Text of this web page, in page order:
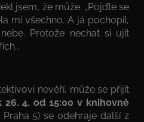
jsem, že může. „Pojďte se
mi všechno. A já pochopil,
Protože nechat si ujít
nevěří, může se přijít
26. 4. od 15:00 v knihovně
Praha 5) se odehraje další z